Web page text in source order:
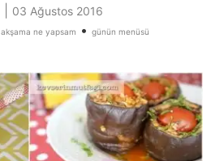
03 Ağustos 2016
akşama ne yapsam • günün menüsü